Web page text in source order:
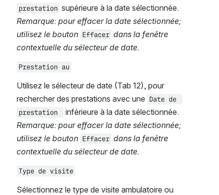
prestation
Remarque: pour effacer la date sélectionnée;
utilisez le bouton Effacer dans la fenêtre
contextuelle du sélecteur de date.
Prestation au
Utilisez le sélecteur de date (Tab 12), pour
rechercher des prestations avec une Date de
prestation
Remarque: pour effacer la date sélectionnée;
utilisez le bouton Effacer dans la fenêtre
contextuelle du sélecteur de date.
Type de visite
Sélectionnez le type de visite ambulatoire ou